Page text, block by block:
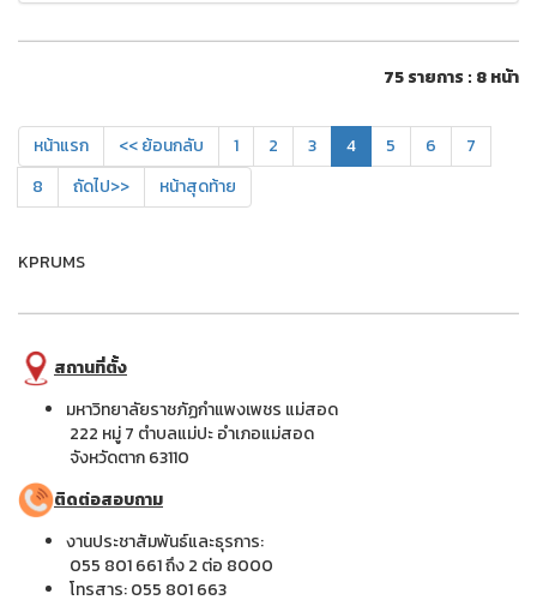
75 รายการ : 8 หน้า
หน้าแรก << ย้อนกลับ 1 2 3 4 5 6
7
8
ถัดไป>> หน้าสุดท้าย
KPRUMS
สถานที่ตั้ง
มหาวิทยาลัยราชภัฏกำแพงเพชร แม่สอด
222 หมู่ 7 ตำบลแม่ปะ อำเภอแม่สอด
จังหวัดตาก 63110
ติดต่อสอบถาม
งานประชาสัมพันธ์และธุรการ:
055 801 661 ถึง 2 ต่อ 8000
โทรสาร: 055 801 663